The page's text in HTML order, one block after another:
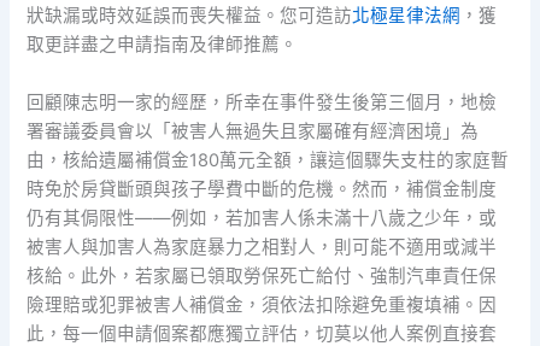
狀缺漏或時效延誤而喪失權益。您可造訪北極星律法網 ，獲
取更詳盡之申請指南及律師推薦。
回顧陳志明一家的經歷，所幸在事件發生後第三個月，地檢
署審議委員會以「被害人無過失且家屬確有經濟困境」為
由，核給遺屬補償金180萬元全額，讓這個驟失支柱的家庭暫
時免於房貸斷頭與孩子學費中斷的危機。然而，補償金制度
仍有其侷限性——例如，若加害人係未滿十八歲之少年，或
被害人與加害人為家庭暴力之相對人，則可能不適用或減半
核給。此外，若家屬已領取勞保死亡給付、強制汽車責任保
險理賠或犯罪被害人補償金，須依法扣除避免重複填補。因
此，每一個申請個案都應獨立評估，切莫以他人案例直接套